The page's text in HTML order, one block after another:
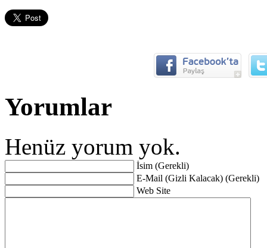
Yorumlar
Henüz yorum yok.
İsim (Gerekli)
E-Mail (Gizli Kalacak) (Gerekli)
Web Site